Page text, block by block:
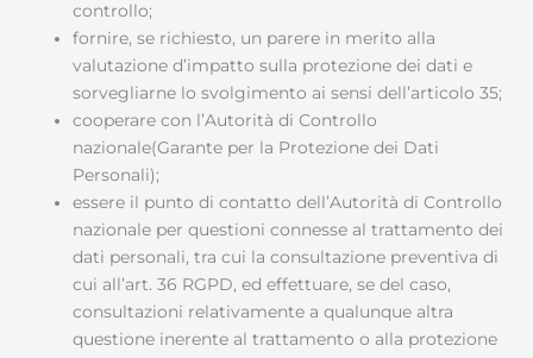
controllo;
fornire, se richiesto, un parere in merito alla
valutazione d’impatto sulla protezione dei dati e
sorvegliarne lo svolgimento ai sensi dell’articolo 35;
cooperare con l’Autorità di Controllo
nazionale(Garante per la Protezione dei Dati
Personali);
essere il punto di contatto dell’Autorità di Controllo
nazionale per questioni connesse al trattamento dei
dati personali, tra cui la consultazione preventiva di
cui all’art. 36 RGPD, ed effettuare, se del caso,
consultazioni relativamente a qualunque altra
questione inerente al trattamento o alla protezione